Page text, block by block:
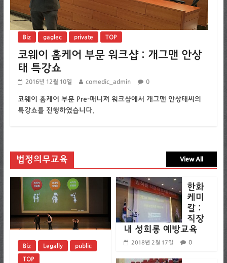
Biz gaglec private TOP
코웨이 홈케어 부문 워크샵 : 개그맨 안상
태 특강쇼
2016년 12월 10일 comedic_admin 0
코웨이 홈케어 부문 Pre-매니져 워크샵에서 개그맨 안상태씨의
특강쇼를 진행하였습니다.
법정의무교육 View All
Biz Legally public
TOP
한화
케미
칼 :
직장
내 성희롱 예방교육
2018년 2월 17일 0